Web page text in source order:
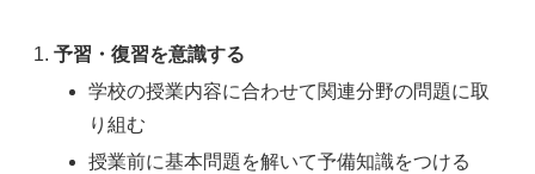
予習・復習を意識する
学校の授業内容に合わせて関連分野の問題に取
り組む
授業前に基本問題を解いて予備知識をつける